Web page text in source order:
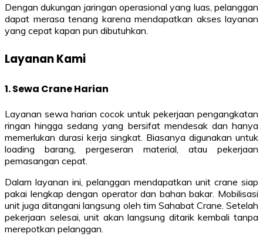
Dengan dukungan jaringan operasional yang luas, pelanggan
dapat merasa tenang karena mendapatkan akses layanan
yang cepat kapan pun dibutuhkan.
Layanan Kami
1. Sewa Crane Harian
Layanan sewa harian cocok untuk pekerjaan pengangkatan
ringan hingga sedang yang bersifat mendesak dan hanya
memerlukan durasi kerja singkat. Biasanya digunakan untuk
loading barang, pergeseran material, atau pekerjaan
pemasangan cepat.
Dalam layanan ini, pelanggan mendapatkan unit crane siap
pakai lengkap dengan operator dan bahan bakar. Mobilisasi
unit juga ditangani langsung oleh tim Sahabat Crane. Setelah
pekerjaan selesai, unit akan langsung ditarik kembali tanpa
merepotkan pelanggan.